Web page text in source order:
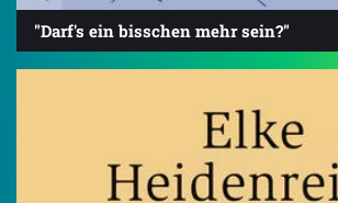
"Darf's ein bisschen mehr sein?"